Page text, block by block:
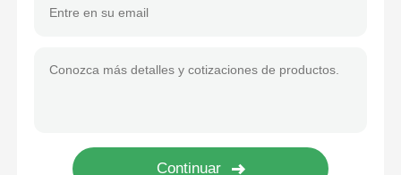
Chip CI de DSP
Chip de memoria de la COPITA